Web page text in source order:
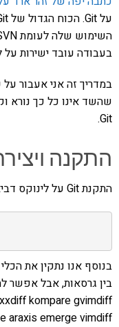
בעבודה עובד ישירות
שהשד אינו כל כך נורא
Git.
התקנה
התקנת Git על לינוקס דביאן:
kompare gvimdiff
araxis emerge vimdiff